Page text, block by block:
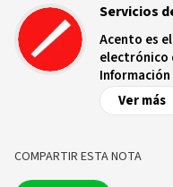
Servicios
Acento es
electrónico
de las
nivel
Ver más
COMPARTIR ESTA NOTA